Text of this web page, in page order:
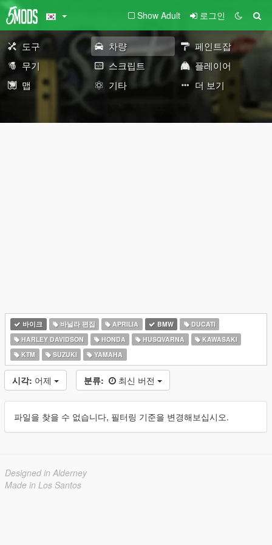
Show Adult 로그인
도구 차량
페인트잡
무기
스크립트
플레이어
맵
기타 더 보기
바이크 바닐라 편집 APRILIA BMW
DUCATI
HARLEY DAVIDSON
HONDA HUSQVARNA
KAWASAKI
KTM
SUZUKI YAMAHA
시각: 어제 분류: 최신 버전
파일을 찾을 수 없습니다, 필터링 기준을 변경해보십시오.
Designed in Alderney
Made in Los Santos